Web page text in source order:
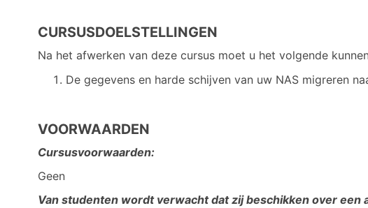
CURSUSDOELSTELLINGEN
Na het afwerken van deze cursus moet u het volgende
De gegevens en harde schijven van uw NAS migreren
VOORWAARDEN
Cursusvoorwaarden:
Geen
Van studenten wordt verwacht dat zij beschikken over een